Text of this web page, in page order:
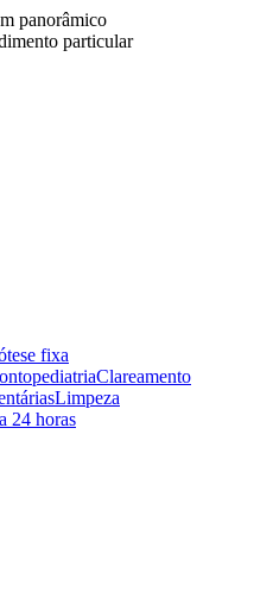
panorâmico
particular
fixa
Clareamento
Limpeza
24 horas